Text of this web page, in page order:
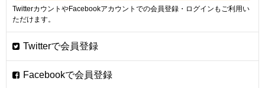
TwitterカウントやFacebookアカウントでの会員登録・ログインもご利用い
ただけます。